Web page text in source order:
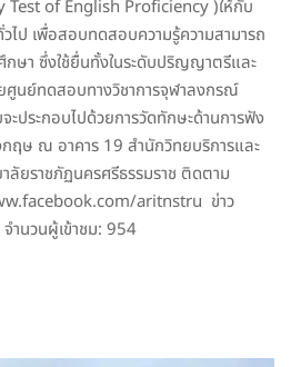
of English Proficiency )ให้กับ
ป เพื่อสอบทดสอบความรู้ความสามารถ
กษา ซึ่งใช้ยื่นทั้งในระดับปริญญาตรีและ
นย์ทดสอบทางวิชาการจุฬาลงกรณ์
ะประกอบไปด้วยการวัดทักษะด้านการฟัง
กฤษ ณ อาคาร 19 สำนักวิทยบริการและ
ลัยราชภัฏนครศรีธรรมราช ติดตาม
aritnstru ข่าว
นวนผู้เข้าชม: 954